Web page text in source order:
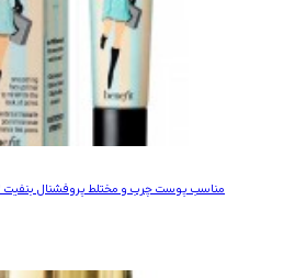
پرایمر مدل pore fessional مناسب پوست چرب و مختلط پروفشنال بنفیت 22 میل